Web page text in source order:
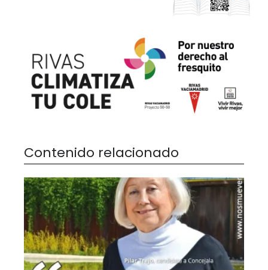
Contenido relacionado